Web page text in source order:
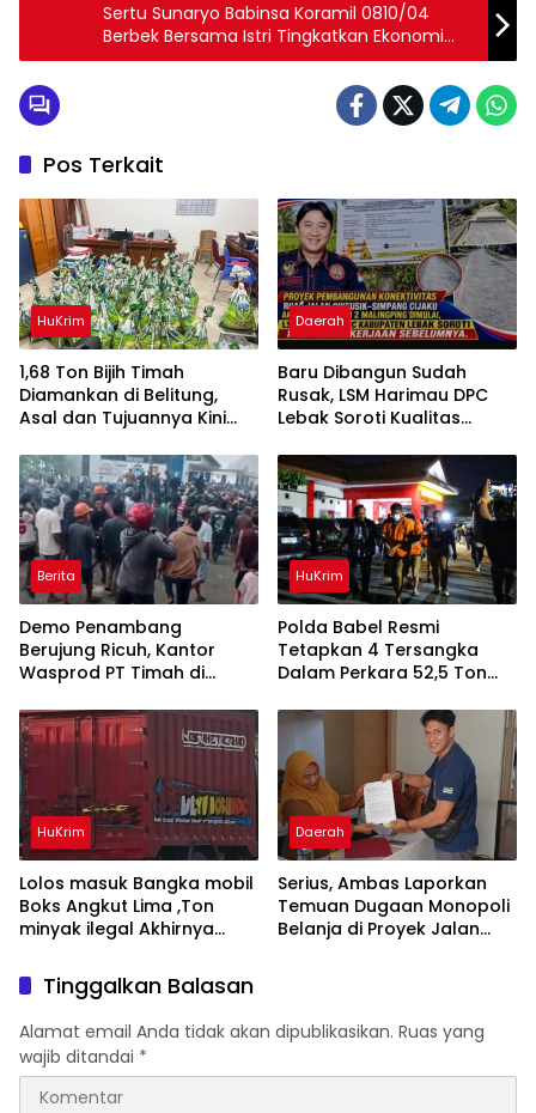
Sertu Sunaryo Babinsa Koramil 0810/04
Berbek Bersama Istri Tingkatkan Ekonomi
Keluarga Budidaya Ternak Sapi
Pos Terkait
HuKrim
1,68 Ton Bijih Timah
Diamankan di Belitung,
Asal dan Tujuannya Kini
Daerah
Baru Dibangun Sudah
Rusak, LSM Harimau DPC
Lebak Soroti Kualitas
Cikeusik-Simpang Cijaku
Berita
Demo Penambang
Berujung Ricuh, Kantor
Wasprod PT Timah di
HuKrim
Polda Babel Resmi
Tetapkan 4 Tersangka
Dalam Perkara 52,5 Ton
Belitung
HuKrim
Lolos masuk Bangka mobil
Boks Angkut Lima ,Ton
minyak ilegal Akhirnya
Daerah
Serius, Ambas Laporkan
‎Temuan Dugaan Monopoli
Belanja di Proyek Jalan
Tinggalkan Balasan
Alamat email Anda tidak akan dipublikasikan. Ruas yang
wajib ditandai *